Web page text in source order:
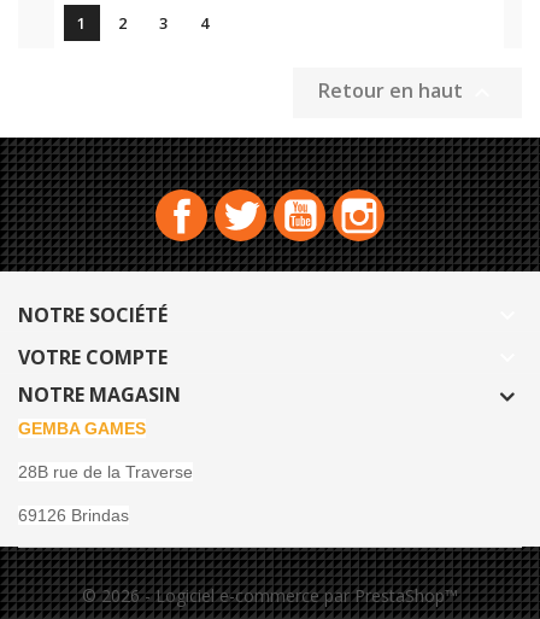
1 2 3 4
Retour en haut
FacebookTwitterYouTubeInstagram
NOTRE SOCIÉTÉ
VOTRE COMPTE
NOTRE MAGASIN
GEMBA GAMES
28B rue de la Traverse
69126 Brindas
© 2026 - Logiciel e-commerce par PrestaShop™